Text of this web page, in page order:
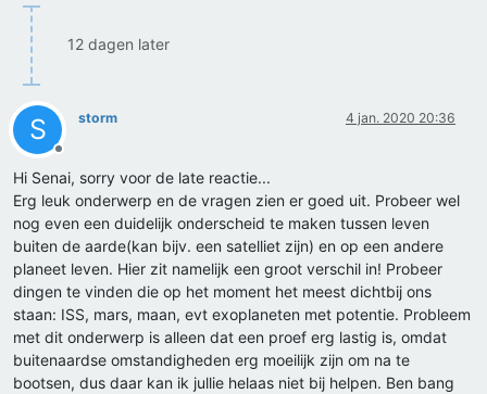
12 dagen later
S
Offline
storm 4 jan. 2020 20:36
Hi Senai, sorry voor de late reactie...
Erg leuk onderwerp en de vragen zien er goed uit. Probeer wel
nog even een duidelijk onderscheid te maken tussen leven
buiten de aarde(kan bijv. een satelliet zijn) en op een andere
planeet leven. Hier zit namelijk een groot verschil in! Probeer
dingen te vinden die op het moment het meest dichtbij ons
staan: ISS, mars, maan, evt exoplaneten met potentie. Probleem
met dit onderwerp is alleen dat een proef erg lastig is, omdat
buitenaardse omstandigheden erg moeilijk zijn om na te
bootsen, dus daar kan ik jullie helaas niet bij helpen. Ben bang